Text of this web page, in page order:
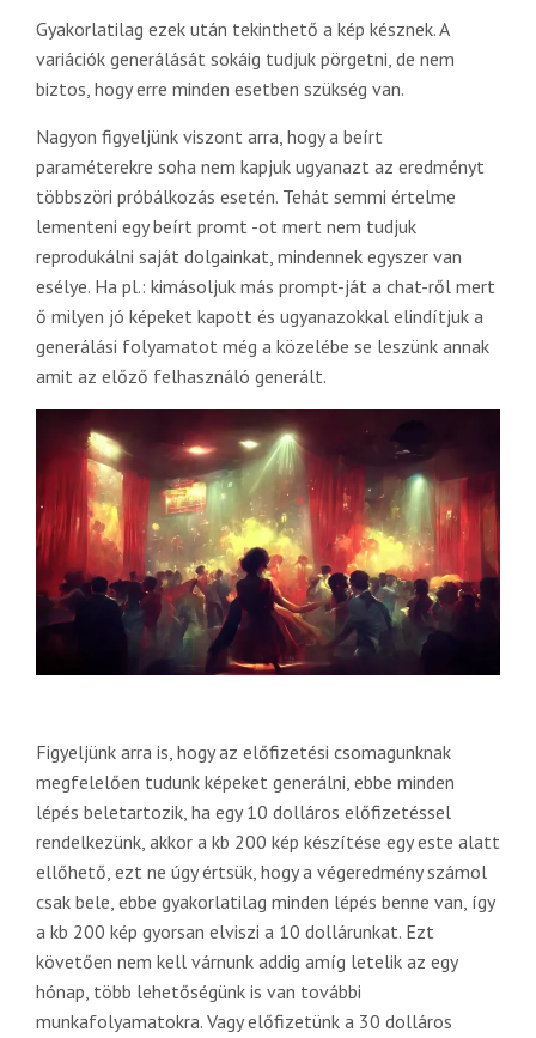
Gyakorlatilag ezek után tekinthető a kép késznek. A
variációk generálását sokáig tudjuk pörgetni, de nem
biztos, hogy erre minden esetben szükség van.
Nagyon figyeljünk viszont arra, hogy a beírt
paraméterekre soha nem kapjuk ugyanazt az eredményt
többszöri próbálkozás esetén. Tehát semmi értelme
lementeni egy beírt promt -ot mert nem tudjuk
reprodukálni saját dolgainkat, mindennek egyszer van
esélye. Ha pl.: kimásoljuk más prompt-ját a chat-ről mert
ő milyen jó képeket kapott és ugyanazokkal elindítjuk a
generálási folyamatot még a közelébe se leszünk annak
amit az előző felhasználó generált.
Figyeljünk arra is, hogy az előfizetési csomagunknak
megfelelően tudunk képeket generálni, ebbe minden
lépés beletartozik, ha egy 10 dolláros előfizetéssel
rendelkezünk, akkor a kb 200 kép készítése egy este alatt
ellőhető, ezt ne úgy értsük, hogy a végeredmény számol
csak bele, ebbe gyakorlatilag minden lépés benne van, így
a kb 200 kép gyorsan elviszi a 10 dollárunkat. Ezt
követően nem kell várnunk addig amíg letelik az egy
hónap, több lehetőségünk is van további
munkafolyamatokra. Vagy előfizetünk a 30 dolláros